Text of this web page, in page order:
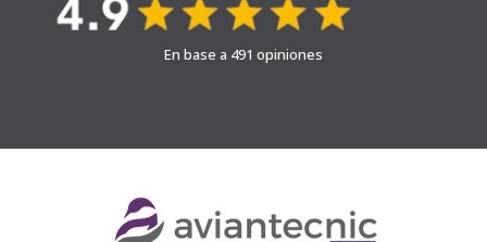
En base a 491 opiniones